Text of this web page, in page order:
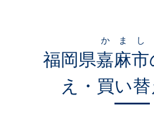
福岡県嘉麻市
かまし
え・買い